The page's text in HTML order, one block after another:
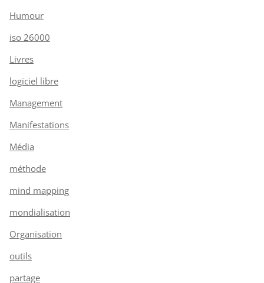
Humour
iso 26000
Livres
logiciel libre
Management
Manifestations
Média
méthode
mind mapping
mondialisation
Organisation
outils
partage